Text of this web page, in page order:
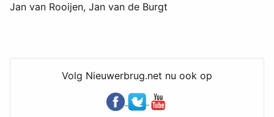
Jan van Rooijen, Jan van de Burgt
Volg Nieuwerbrug.net nu ook op